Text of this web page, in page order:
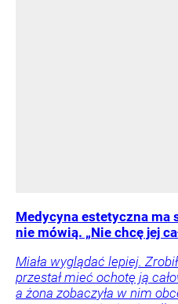
Medycyna estetyczna
nie mówią. „Nie chcę jej
Miała wyglądać lepiej.
przestał mieć ochotę ją
a żona zobaczyła w nim